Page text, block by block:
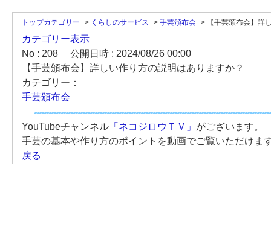
トップカテゴリー > くらしのサービス > 手芸頒布会 > 【手芸頒布会】詳
カテゴリー表示
No : 208
公開日時 : 2024/08/26 00:00
【手芸頒布会】詳しい作り方の説明はありますか？
カテゴリー：
手芸頒布会
YouTubeチャンネル 「ネコジロウＴＶ」 がございます。
手芸の基本や作り方のポイントを動画でご覧いただけま
戻る